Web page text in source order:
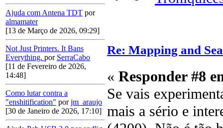
Ajuda com Antena TDT por
almamater
[13 de Março de 2026, 09:29]
Not Just Printers. It Bans
Everything. por SerraCabo
[11 de Fevereiro de 2026,
14:48]
Como lutar contra a
"enshitification" porjm_araujo
[30 de Janeiro de 2026, 17:10]
Re: Mapping and
« Responder #8
Se vais
mais a sério e